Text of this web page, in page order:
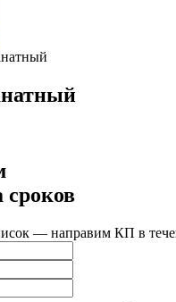
сроков
— направим КП в